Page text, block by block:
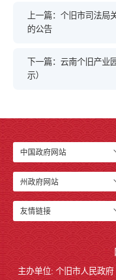
上一篇：个旧市司法局
的公告
下一篇：云南个旧产业
示）
中国政府网站
州政府网站
友情链接
主办单位: 个旧市人民政府